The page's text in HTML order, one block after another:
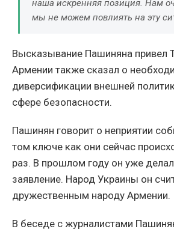
наша искренняя позиция. Нам
мы не можем повлиять на эту
Высказывание Пашиняна привел
Армении также сказал о
диверсификации внешней
сфере безопасности.
Пашинян говорит о неприятии
том ключе как они сейчас
раз. В прошлом году он уже
заявление. Народ Украины он
дружественным народу Армении.
В беседе с журналистами